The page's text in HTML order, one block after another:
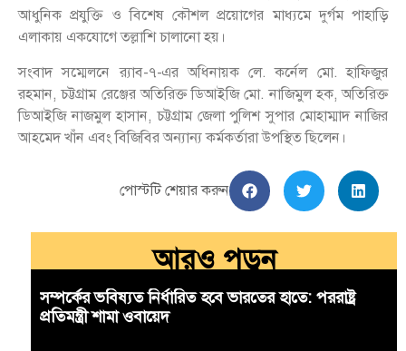
আধুনিক প্রযুক্তি ও বিশেষ কৌশল প্রয়োগের মাধ্যমে দুর্গম পাহাড়ি
এলাকায় একযোগে তল্লাশি চালানো হয়।
সংবাদ সম্মেলনে র‍্যাব-৭-এর অধিনায়ক লে. কর্নেল মো. হাফিজুর
রহমান, চট্টগ্রাম রেঞ্জের অতিরিক্ত ডিআইজি মো. নাজিমুল হক, অতিরিক্ত
ডিআইজি নাজমুল হাসান, চট্টগ্রাম জেলা পুলিশ সুপার মোহাম্মাদ নাজির
আহমেদ খাঁন এবং বিজিবির অন্যান্য কর্মকর্তারা উপস্থিত ছিলেন।
পোস্টটি শেয়ার করুন
আরও পড়ুন
সম্পর্কের ভবিষ্যত নির্ধারিত হবে ভারতের হাতে: পররাষ্ট্র
প্রতিমন্ত্রী শামা ওবায়েদ